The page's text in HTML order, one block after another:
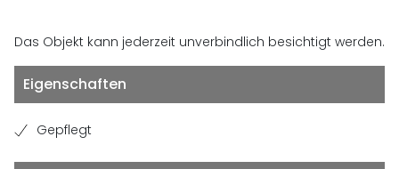
Das Objekt kann jederzeit unverbindlich besichtigt werden.
Eigenschaften
Gepflegt